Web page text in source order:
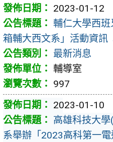
2023-01-12
輔仁大學西
箱輔大西文系」活動資訊
最新消息
輔導室
997
2023-01-10
高雄科技大
系舉辦「2023高科第一